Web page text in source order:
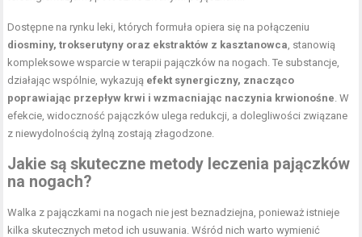
Dostępne na rynku leki, których formuła opiera się na połączeniu
diosminy, trokserutyny oraz ekstraktów z kasztanowca , stanowią
kompleksowe wsparcie w terapii pajączków na nogach. Te substancje,
działając wspólnie, wykazują efekt synergiczny, znacząco
poprawiając przepływ krwi i wzmacniając naczynia krwionośne . W
efekcie, widoczność pajączków ulega redukcji, a dolegliwości związane
z niewydolnością żylną zostają złagodzone.
Jakie są skuteczne metody leczenia pajączków
na nogach?
Walka z pajączkami na nogach nie jest beznadziejna, ponieważ istnieje
kilka skutecznych metod ich usuwania. Wśród nich warto wymienić